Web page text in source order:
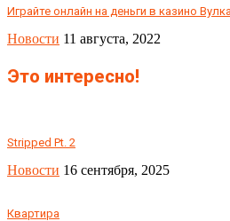
Играйте онлайн на деньги в казино
Новости 11 августа, 2022
Это интересно!
Stripped Pt. 2
Новости 16 сентября, 2025
Квартира